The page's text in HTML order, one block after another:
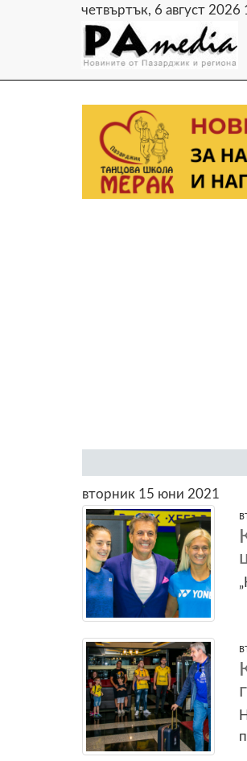
четвъртък, 6 август 2026
вторник 15 юни 2021